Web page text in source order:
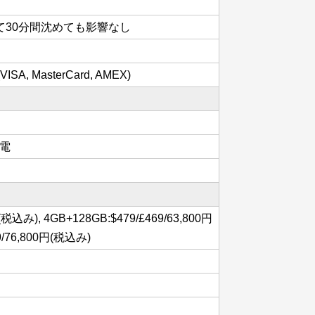
分間沈めても影響なし
MasterCard, AMEX)
込み), 4GB+128GB:$479/£469/63,800円
76,800円(税込み)